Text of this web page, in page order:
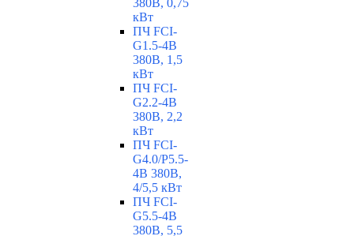
380В, 0,75
кВт
ПЧ FCI-
G1.5-4B
380В, 1,5
кВт
ПЧ FCI-
G2.2-4B
380В, 2,2
кВт
ПЧ FCI-
G4.0/P5.5-
4B 380В,
4/5,5 кВт
ПЧ FCI-
G5.5-4B
380В, 5,5